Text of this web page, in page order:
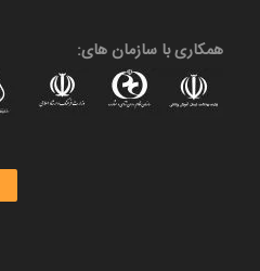
همکاری با سازمان های: